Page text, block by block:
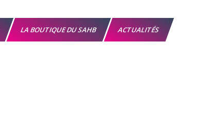
LA BOUTIQUE DU SAHB ACTUALITÉS